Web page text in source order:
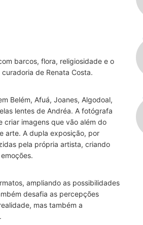
barcos, flora, religiosidade e o
de Renata Costa.
Belém, Afuá, Joanes, Algodoal,
lentes de Andréa. A fotógrafa
criar imagens que vão além do
arte. A dupla exposição, por
pela própria artista, criando
ampliando as possibilidades
desafia as percepções
mas também a